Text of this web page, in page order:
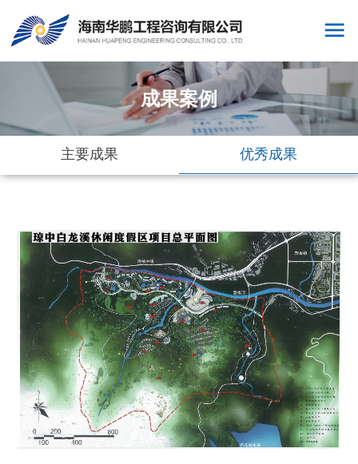
成果案例
主要成果 优秀成果